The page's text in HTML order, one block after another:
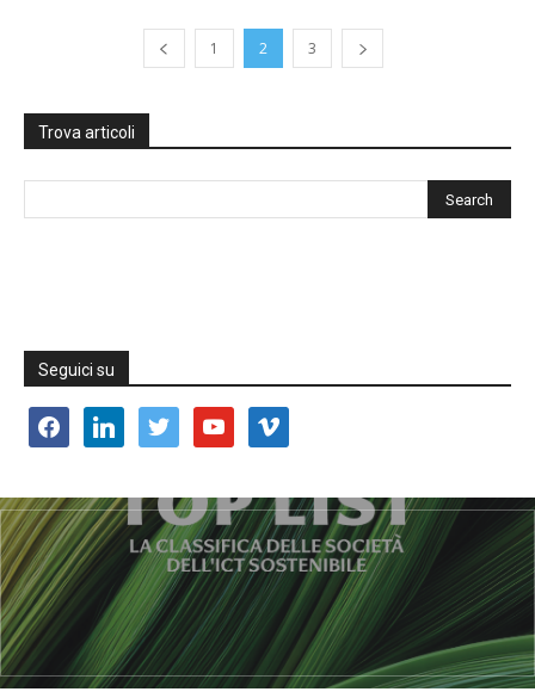
1 2 3
Trova articoli
Seguici su
facebooklinkedin twitter youtube vimeo